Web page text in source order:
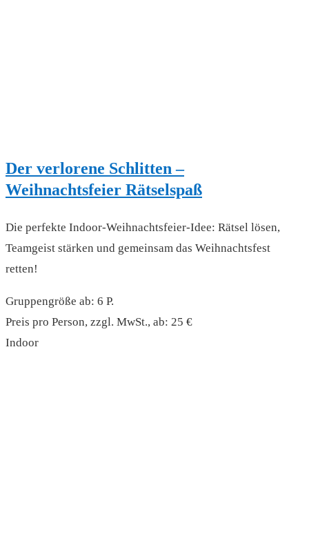
Der verlorene Schlitten –
Weihnachtsfeier Rätselspaß
Die perfekte Indoor-Weihnachtsfeier-Idee: Rätsel lösen,
Teamgeist stärken und gemeinsam das Weihnachtsfest
retten!
Gruppengröße ab: 6 P.
Preis pro Person, zzgl. MwSt., ab: 25 €
Indoor